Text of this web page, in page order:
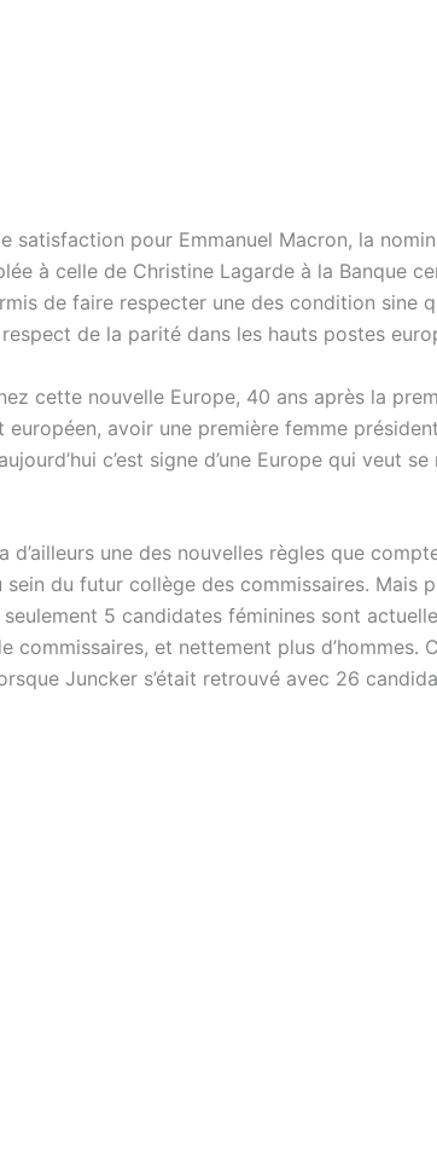
satisfaction pour Emmanuel Macron, la
à celle de Christine Lagarde à la Banque
de faire respecter une des condition sine
de la parité dans les hauts postes
cette nouvelle Europe, 40 ans après la
européen, avoir une première femme
c’est signe d’une Europe qui veut
d’ailleurs une des nouvelles règles que
sein du futur collège des commissaires. Mais
seulement 5 candidates féminines sont
commissaires, et nettement plus d’hommes.
Juncker s’était retrouvé avec 26